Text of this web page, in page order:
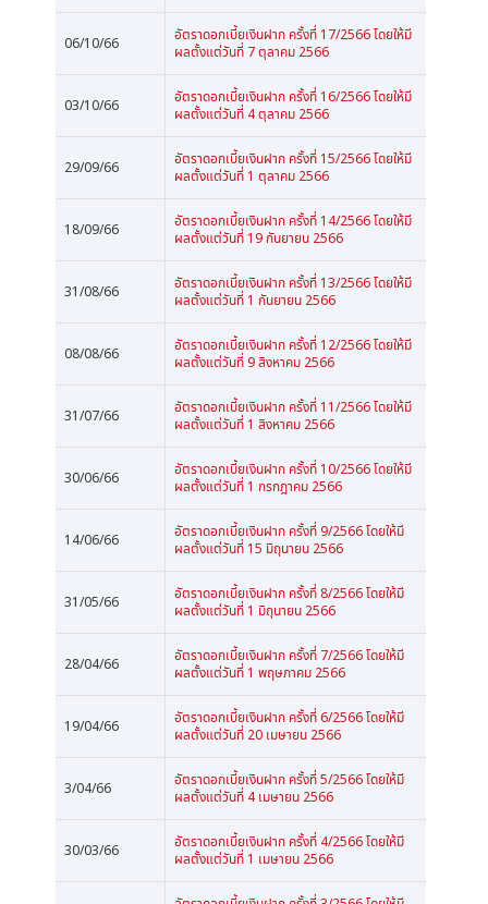
06/10/66
อัตราดอกเบี้ยเงินฝาก ครั้งที่ 17/2566 โดยให้มี
ผลตั้งแต่วันที่ 7 ตุลาคม 2566
03/10/66
อัตราดอกเบี้ยเงินฝาก ครั้งที่ 16/2566 โดยให้มี
ผลตั้งแต่วันที่ 4 ตุลาคม 2566
29/09/66
อัตราดอกเบี้ยเงินฝาก ครั้งที่ 15/2566 โดยให้มี
ผลตั้งแต่วันที่ 1 ตุลาคม 2566
18/09/66
อัตราดอกเบี้ยเงินฝาก ครั้งที่ 14/2566 โดยให้มี
ผลตั้งแต่วันที่ 19 กันยายน 2566
31/08/66
อัตราดอกเบี้ยเงินฝาก ครั้งที่ 13/2566 โดยให้มี
ผลตั้งแต่วันที่ 1 กันยายน 2566
08/08/66
อัตราดอกเบี้ยเงินฝาก ครั้งที่ 12/2566 โดยให้มี
ผลตั้งแต่วันที่ 9 สิงหาคม 2566
31/07/66
อัตราดอกเบี้ยเงินฝาก ครั้งที่ 11/2566 โดยให้มี
ผลตั้งแต่วันที่ 1 สิงหาคม 2566
30/06/66
อัตราดอกเบี้ยเงินฝาก ครั้งที่ 10/2566 โดยให้มี
ผลตั้งแต่วันที่ 1 กรกฎาคม 2566
14/06/66
อัตราดอกเบี้ยเงินฝาก ครั้งที่ 9/2566 โดยให้มี
ผลตั้งแต่วันที่ 15 มิถุนายน 2566
31/05/66
อัตราดอกเบี้ยเงินฝาก ครั้งที่ 8/2566 โดยให้มี
ผลตั้งแต่วันที่ 1 มิถุนายน 2566
28/04/66
อัตราดอกเบี้ยเงินฝาก ครั้งที่ 7/2566 โดยให้มี
ผลตั้งแต่วันที่ 1 พฤษภาคม 2566
19/04/66
อัตราดอกเบี้ยเงินฝาก ครั้งที่ 6/2566 โดยให้มี
ผลตั้งแต่วันที่ 20 เมษายน 2566
3/04/66
อัตราดอกเบี้ยเงินฝาก ครั้งที่ 5/2566 โดยให้มี
ผลตั้งแต่วันที่ 4 เมษายน 2566
30/03/66
อัตราดอกเบี้ยเงินฝาก ครั้งที่ 4/2566 โดยให้มี
ผลตั้งแต่วันที่ 1 เมษายน 2566